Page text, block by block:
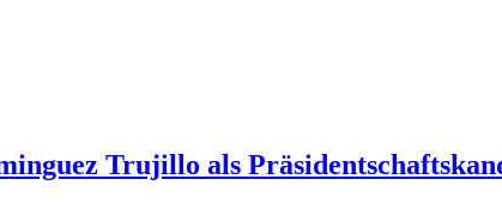
Trujillo als